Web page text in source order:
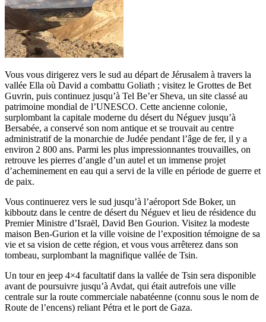
Vous vous dirigerez vers le sud au départ de Jérusalem à travers la
vallée Ella où David a combattu Goliath ; visitez le Grottes de Bet
Guvrin, puis continuez jusqu’à Tel Be’er Sheva, un site classé au
patrimoine mondial de l’UNESCO. Cette ancienne colonie,
surplombant la capitale moderne du désert du Néguev jusqu’à
Bersabée, a conservé son nom antique et se trouvait au centre
administratif de la monarchie de Judée pendant l’âge de fer, il y a
environ 2 800 ans. Parmi les plus impressionnantes trouvailles, on
retrouve les pierres d’angle d’un autel et un immense projet
d’acheminement en eau qui a servi de la ville en période de guerre et
de paix.
Vous continuerez vers le sud jusqu’à l’aéroport Sde Boker, un
kibboutz dans le centre de désert du Néguev et lieu de résidence du
Premier Ministre d’Israël, David Ben Gourion. Visitez la modeste
maison Ben-Gurion et la ville voisine de l’exposition témoigne de sa
vie et sa vision de cette région, et vous vous arrêterez dans son
tombeau, surplombant la magnifique vallée de Tsin.
Un tour en jeep 4×4 facultatif dans la vallée de Tsin sera disponible
avant de poursuivre jusqu’à Avdat, qui était autrefois une ville
centrale sur la route commerciale nabatéenne (connu sous le nom de
Route de l’encens) reliant Pétra et le port de Gaza.